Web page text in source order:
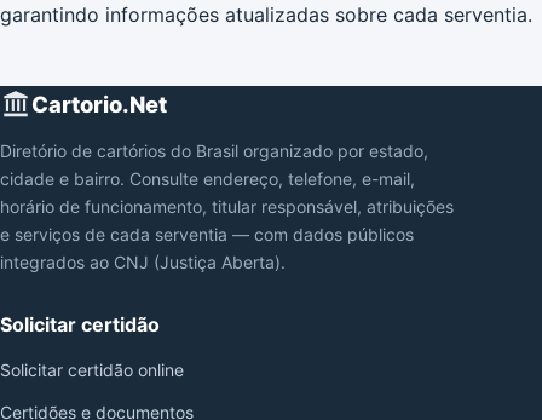
garantindo informações atualizadas sobre cada serventia.
Cartorio.Net
Diretório de cartórios do Brasil organizado por estado,
cidade e bairro. Consulte endereço, telefone, e-mail,
horário de funcionamento, titular responsável, atribuições
e serviços de cada serventia — com dados públicos
integrados ao CNJ (Justiça Aberta).
Solicitar certidão
Solicitar certidão online
Certidões e documentos